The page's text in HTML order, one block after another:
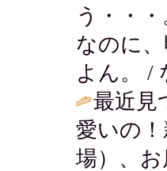
う・・
なのに
よん。 /
最近見
愛いの
場）、